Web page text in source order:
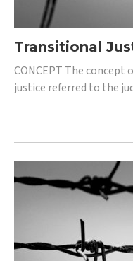
Transitional
CONCEPT The
justice referred to the